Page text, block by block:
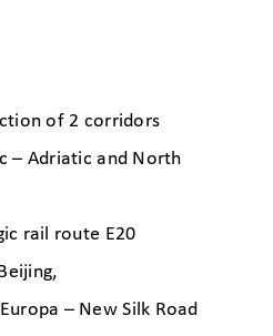
of 2 corridors
– Adriatic and North
rail route E20
– New Silk Road